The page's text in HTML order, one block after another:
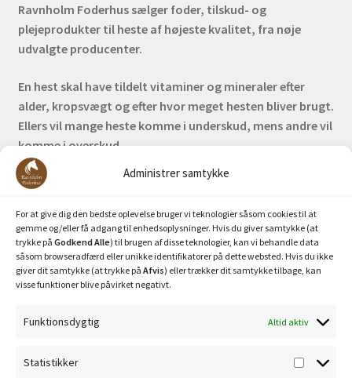
Administrer samtykke
For at give dig den bedste oplevelse bruger vi teknologier såsom cookies til at
gemme og/eller få adgang til enhedsoplysninger. Hvis du giver samtykke (at
trykke på Godkend Alle) til brugen af disse teknologier, kan vi behandle data
såsom browseradfærd eller unikke identifikatorer på dette websted. Hvis du ikke
giver dit samtykke (at trykke på Afvis) eller trækker dit samtykke tilbage, kan
visse funktioner blive påvirket negativt.
Funktionsdygtig Altid aktiv
Statistikker
Ravnholm Foderhus sælger foder, tilskud- og
plejeprodukter til heste af højeste kvalitet, fra nøje
udvalgte producenter.
En hest skal have tildelt vitaminer og mineraler efter
alder, kropsvægt og efter hvor meget hesten bliver brugt.
Ellers vil mange heste komme i underskud, mens andre vil
komme i overskud.
Bank: Nordea / Reg: 2413 Konto nr. 6285 704 772
Privatlivspolitik